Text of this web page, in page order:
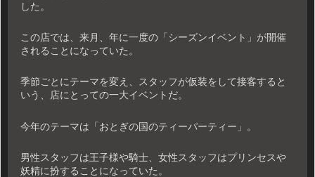
した。
この店では、来月、年に一度の「シーズンイベント」が開催
されることになっていた。
季節ごとにテーマを変え、スタッフが仮装をして接客すると
いう、店にとっての一大イベントだ。
今年のテーマは「おとぎの国のティーパーティー」。
男性スタッフは王子様や騎士、女性スタッフはプリンセスや
妖精に扮することになっていた。